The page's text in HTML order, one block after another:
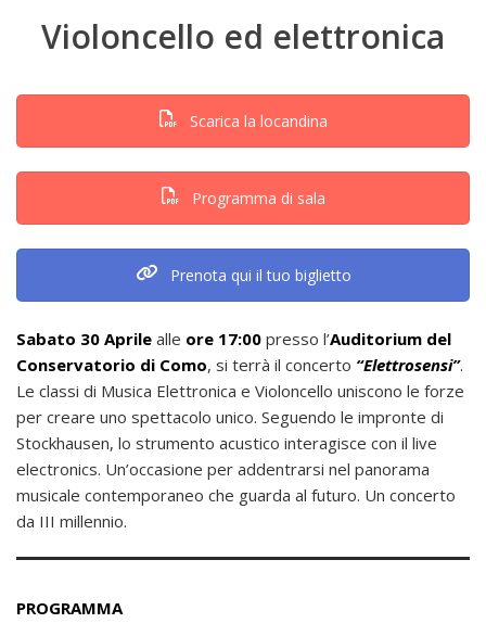
Violoncello ed elettronica
Scarica la locandina
Programma di sala
Prenota qui il tuo biglietto
Sabato 30 Aprile alle ore 17:00 presso l’Auditorium del
Conservatorio di Como, si terrà il concerto “Elettrosensi”.
Le classi di Musica Elettronica e Violoncello uniscono le forze
per creare uno spettacolo unico. Seguendo le impronte di
Stockhausen, lo strumento acustico interagisce con il live
electronics. Un’occasione per addentrarsi nel panorama
musicale contemporaneo che guarda al futuro. Un concerto
da III millennio.
PROGRAMMA